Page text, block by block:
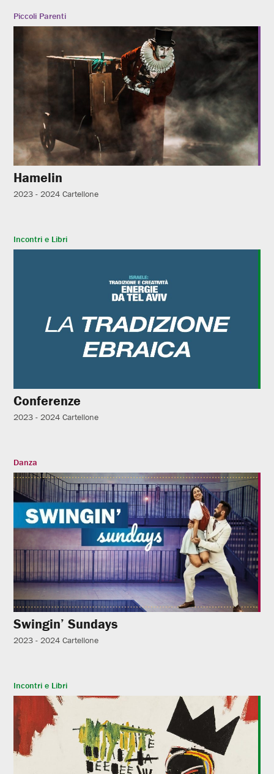
Piccoli Parenti
Hamelin
2023 - 2024 Cartellone
Incontri e Libri
Conferenze
2023 - 2024 Cartellone
Danza
Swingin’ Sundays
2023 - 2024 Cartellone
Incontri e Libri